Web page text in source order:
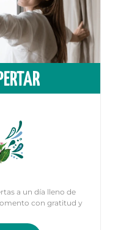
a un día lleno de
con gratitud y